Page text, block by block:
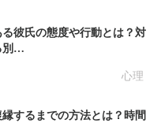
心理
彼氏の態度や行動とは？対
別…
するまでの方法とは？時間